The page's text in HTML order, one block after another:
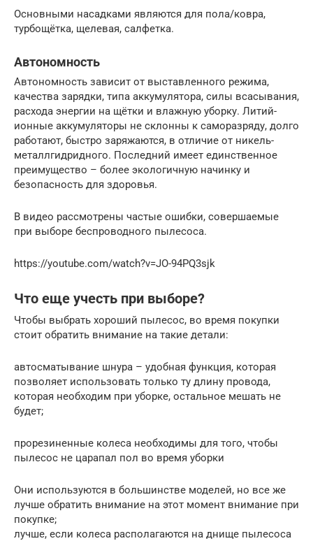
Основными насадками являются для пола/ковра,
турбощётка, щелевая, салфетка.
Автономность
Автономность зависит от выставленного режима,
качества зарядки, типа аккумулятора, силы всасывания,
расхода энергии на щётки и влажную уборку. Литий-
ионные аккумуляторы не склонны к саморазряду, долго
работают, быстро заряжаются, в отличие от никель-
металлгидридного. Последний имеет единственное
преимущество – более экологичную начинку и
безопасность для здоровья.
В видео рассмотрены частые ошибки, совершаемые
при выборе беспроводного пылесоса.
https://youtube.com/watch?v=JO-94PQ3sjk
Что еще учесть при выборе?
Чтобы выбрать хороший пылесос, во время покупки
стоит обратить внимание на такие детали:
автосматывание шнура – удобная функция, которая
позволяет использовать только ту длину провода,
которая необходим при уборке, остальное мешать не
будет;
прорезиненные колеса необходимы для того, чтобы
пылесос не царапал пол во время уборки
Они используются в большинстве моделей, но все же
лучше обратить внимание на этот момент внимание при
покупке;
лучше, если колеса располагаются на днище пылесоса